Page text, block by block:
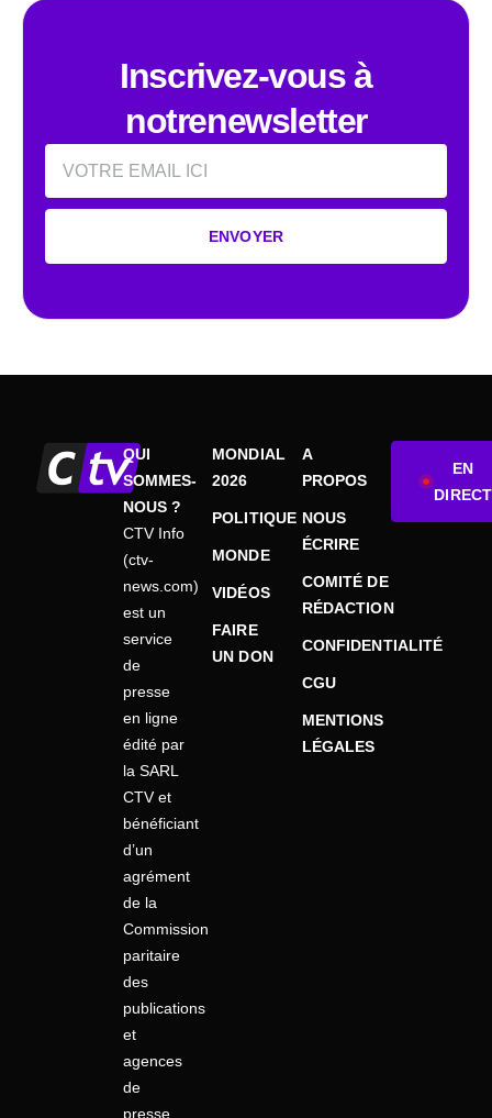
Inscrivez-vous à
notrenewsletter
Email
ENVOYER
QUI
SOMMES-
NOUS ?
CTV Info
(ctv-
news.com)
est un
service
de
presse
en ligne
édité par
la SARL
CTV et
bénéficiant
d’un
agrément
de la
Commission
paritaire
des
publications
et
agences
de
presse
MONDIAL
2026
POLITIQUE
MONDE
VIDÉOS
FAIRE
UN DON
A
PROPOS
NOUS
ÉCRIRE
COMITÉ DE
RÉDACTION
CONFIDENTIALITÉ
CGU
MENTIONS
LÉGALES
EN
DIRECT